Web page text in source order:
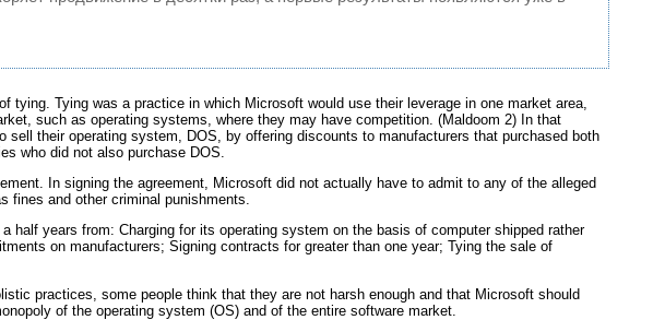
Tying was a practice in which Microsoft would use their leverage in one market area,
such as operating systems, where they may have competition. (Maldoom 2) In that
their operating system, DOS, by offering discounts to manufacturers that purchased both
who did not also purchase DOS.
In signing the agreement, Microsoft did not actually have to admit to any of the alleged
fines and other criminal punishments.
years from: Charging for its operating system on the basis of computer shipped rather
on manufacturers; Signing contracts for greater than one year; Tying the sale of
practices, some people think that they are not harsh enough and that Microsoft should
of the operating system (OS) and of the entire software market.